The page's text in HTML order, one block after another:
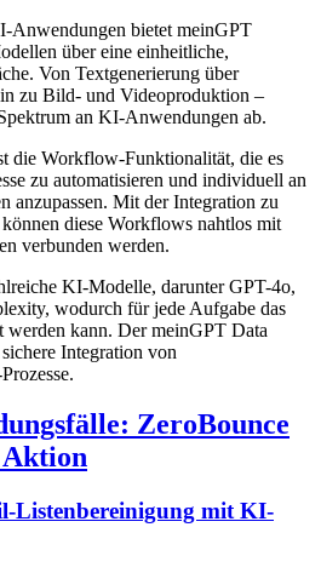
Anwendungen bietet meinGPT
über eine einheitliche,
Von Textgenerierung über
zu Bild- und Videoproduktion –
an KI-Anwendungen ab.
die Workflow-Funktionalität, die es
zu automatisieren und individuell an
anzupassen. Mit der Integration zu
diese Workflows nahtlos mit
verbunden werden.
KI-Modelle, darunter GPT-4o,
wodurch für jede Aufgabe das
kann. Der meinGPT Data
Integration von
ZeroBounce
Listenbereinigung mit KI-